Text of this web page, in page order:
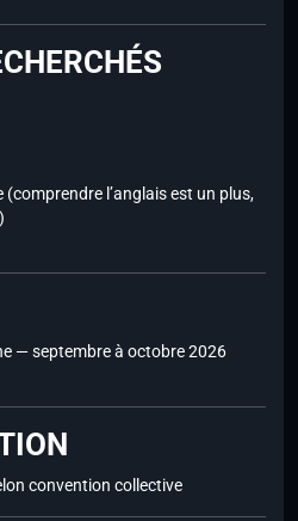
l’anglais est un plus,
— septembre à octobre 2026
convention collective